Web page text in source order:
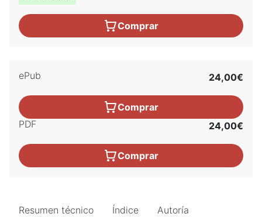
Comprar
ePub 24,00€
Comprar
PDF
24,00€
Comprar
Resumen técnico Índice Autoría